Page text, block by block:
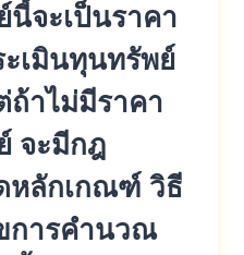
จะเป็นราคา
เมินทุนทรัพย์
าไม่มีราคา
จะมีกฎ
หลักเกณฑ์ วิธี
การคำนวณ